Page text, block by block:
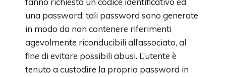
una password; tali password sono generate
in modo da non contenere riferimenti
agevolmente riconducibili all’associato, al
fine di evitare possibili abusi. L’utente è
tenuto a custodire la propria password in